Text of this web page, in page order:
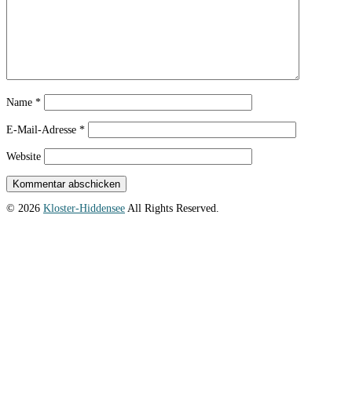
Name *
E-Mail-Adresse *
Website
© 2026 Kloster-Hiddensee All Rights Reserved.